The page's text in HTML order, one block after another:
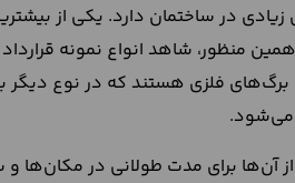
در ساختمان دارد. یکی از
منظور، شاهد انواع نمونه
برگ‌های فلزی هستند که در نوع
می‌شود.
آن‌ها برای مدت طولانی در مکان‌ها و